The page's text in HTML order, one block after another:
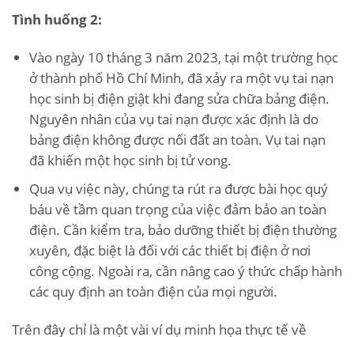
Tình huống 2:
Vào ngày 10 tháng 3 năm 2023, tại một trường học
ở thành phố Hồ Chí Minh, đã xảy ra một vụ tai nạn
học sinh bị điện giật khi đang sửa chữa bảng điện.
Nguyên nhân của vụ tai nạn được xác định là do
bảng điện không được nối đất an toàn. Vụ tai nạn
đã khiến một học sinh bị tử vong.
Qua vụ việc này, chúng ta rút ra được bài học quý
báu về tầm quan trọng của việc đảm bảo an toàn
điện. Cần kiểm tra, bảo dưỡng thiết bị điện thường
xuyên, đặc biệt là đối với các thiết bị điện ở nơi
công cộng. Ngoài ra, cần nâng cao ý thức chấp hành
các quy định an toàn điện của mọi người.
Trên đây chỉ là một vài ví dụ minh họa thực tế về